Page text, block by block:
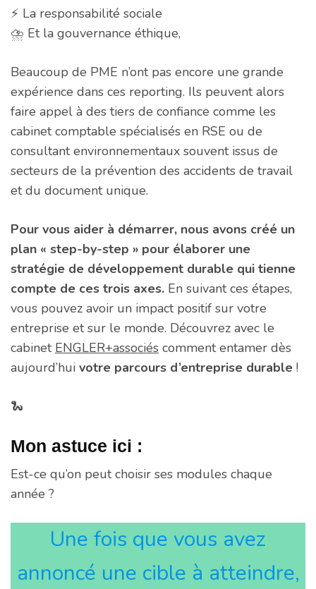
⚡ La responsabilité sociale
⛈️ Et la gouvernance éthique,
Beaucoup de PME n’ont pas encore une grande
expérience dans ces reporting. Ils peuvent alors
faire appel à des tiers de confiance comme les
cabinet comptable spécialisés en RSE ou de
consultant environnementaux souvent issus de
secteurs de la prévention des accidents de travail
et du document unique.
Pour vous aider à démarrer, nous avons créé un
plan « step-by-step » pour élaborer une
stratégie de développement durable qui tienne
compte de ces trois axes. En suivant ces étapes,
vous pouvez avoir un impact positif sur votre
entreprise et sur le monde. Découvrez avec le
cabinet ENGLER+associés comment entamer dès
aujourd’hui votre parcours d’entreprise durable !
🐍
Mon astuce ici :
Est-ce qu’on peut choisir ses modules chaque
année ?
Une fois que vous avez
annoncé une cible à atteindre,